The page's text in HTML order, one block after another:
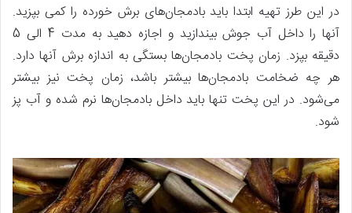
در این طرز تهیه ابتدا باید بادمجان‌های برش خورده را کمی بپزید.
آنها را داخل آب جوش بیندازید و اجازه دهید به مدت 4 الی 5
دقیقه بپزد. زمان پخت بادمجان‌ها بستگی به اندازه برش آنها دارد.
هر چه ضخامت بادمجان‌ها بیشتر باشد، زمان پخت نیز بیشتر
می‌شود. در این پخت تنها باید داخل بادمجان‌ها نرم شده و آب پز
شود.